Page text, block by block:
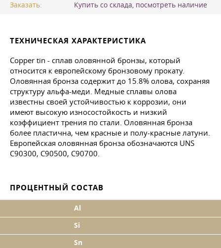
Заказать:
Купить со склада, посмотреть наличие
ТЕХНИЧЕСКАЯ ХАРАКТЕРИСТИКА
Copper tin - сплав оловянной бронзы, который
относится к европейскому бронзовому прокату.
Оловянная бронза содержит до 15.8% олова, сохраняя
структуру альфа-меди. Медные сплавы олова
известны своей устойчивостью к коррозии, они
имеют высокую износостойкость и низкий
коэффициент трения по стали. Оловянная бронза
более пластична, чем красные и полу-красные латуни.
Европейская оловянная бронза обозначаются UNS
C90300, C90500, C90700.
ПРОЦЕНТНЫЙ СОСТАВ
Al
Si
Sn